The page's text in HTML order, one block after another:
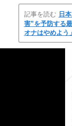
記事を読む 日
害”を予防する
オナはやめよう